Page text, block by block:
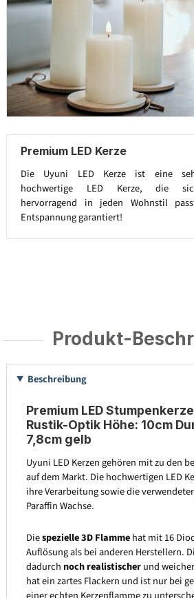
Premium LED Kerze
Die Uyuni LED Kerze ist eine
hochwertige LED Kerze, die
hervorragend in jeden Wohnstil
Entspannung garantiert!
Produkt-
Beschreibung
Premium LED
Rustik-Optik Höhe: 10cm
7,8cm gelb
Uyuni LED Kerzen gehören mit zu den
auf dem Markt. Die hochwertigen LED
ihre Verarbeitung sowie die
Paraffin Wachse.
Diespezielle 3D Flammehat mit 16
Auflösung als bei anderen Herstellern.
dadurch noch realistischerund
hat ein zartes Flackern und ist nur bei